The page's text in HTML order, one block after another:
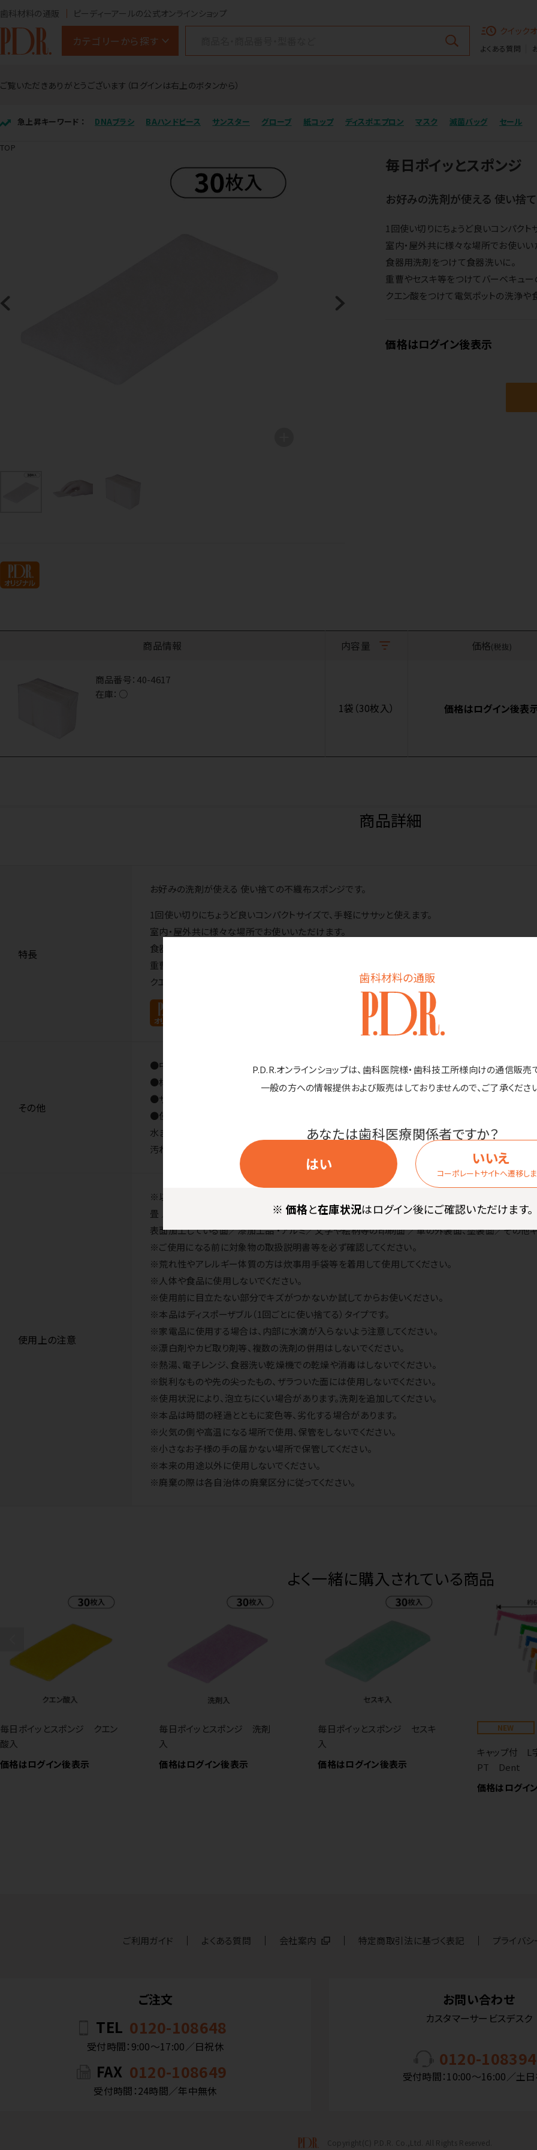
歯科材料の通販
P.D.R.オンラインショップは、歯科医院様・歯科技工所様向けの通信販売
一般の方への情報提供および販売はしておりませんので、ご了承くださ
あなたは歯科医療関係者ですか？
はい
いいえ
コーポレートサイトへ遷移し
※ 価格と在庫状況はログイン後にご確認いただけます。
歯科材料の通販 ピーディーアールの公式オンラインショップ
カテゴリーから探す
クイック
よくある質問
ご覧いただきありがとうございます（ログインは右上のボタンから）
急上昇キーワード ： DNAブラシ BAハンドピース サンスター グローブ 紙コップ ディスポエプロン マスク 滅菌バッグ セール
TOP
毎日ポイッとスポンジ
お好みの洗剤が使える 使い捨
1回使い切りにちょうど良いコンパクト
室内・屋外共に様々な場所でお使いい
食器用洗剤をつけて食器洗いに。
重曹やセスキ等をつけてバーベキュー
クエン酸をつけて電気ポットの洗浄や
価格はログイン後表示
商品情報 内容量 価格(税抜)
商品番号： 40-4617
在庫： ○
1袋（30枚入） 価格はログイン後表
商品詳細
特長
お好みの洗剤が使える 使い捨ての不織布スポンジです。
1回使い切りにちょうど良いコンパクトサイズで、手軽にササッと使えます。
室内・屋外共に様々な場所でお使いいただけます。
食器用洗剤をつけて食器洗いに。
重曹やセスキ等をつけてバーベキューのこびりついた汚れに。
クエン酸をつけて電気ポットの洗浄や食器洗い機内の清浄に。
その他
●中国製
●材質／ポリエステル不織布
●サイズ／約50×100mm、厚さ7mm●耐熱温度／ 70°C
●使用方法
水またはぬるま湯で湿らせ、軽くしぼって洗剤をつけてお使いください。一定方向にゆっくりこすると
汚れを落とした跡が白く残る場合がありますので、必ず水で洗い流すか、水拭きをしてください。
使用上の注意
※以下の物にはお使いいただけません。：樹脂加工品 （FRP、人工大理石等）／鏡（くもり止め加工
畳 ／皮革・宝飾品 ・液晶画面 ／通電箇所 ・銅 ・鉄 ・真鍮／フローリング／光沢のあるステンレス
表面加工している面／漆加工品 ・アルミ／文字や絵柄等の印刷面 ／車の外装面、塗装面／その他
※ご使用になる前に対象物の取扱説明書等を必ず確認してください。
※荒れ性やアレルギー体質の方は炊事用手袋等を着用して使用してください。
※人体や食品に使用しないでください。
※使用前に目立たない部分でキズがつかないか試してからお使いください。
※本品はディスポーザブル（1回ごとに使い捨てる）タイプです。
※家電品に使用する場合は、内部に水滴が入らないよう注意してください。
※漂白剤やカビ取り剤等、複数の洗剤の併用はしないでください。
※熱湯、電子レンジ、食器洗い乾燥機での乾燥や消毒はしないでください。
※鋭利なものや先の尖ったもの、ザラついた面には使用しないでください。
※使用状況により、泡立ちにくい場合があります。洗剤を追加してください。
※本品は時間の経過とともに変色等、劣化する場合があります。
※火気の側や高温になる場所で使用、保管をしないでください。
※小さなお子様の手の届かない場所で保管してください。
※本来の用途以外に使用しないでください。
※廃棄の際は各自治体の廃棄区分に従ってください。
よく一緒に購入されている商品
毎日ポイッとスポンジ クエン
酸入
価格はログイン後表示
毎日ポイッとスポンジ 洗剤
入
価格はログイン後表示
毎日ポイッとスポンジ セスキ
入
価格はログイン後表示
NEW
キャップ付
PT Dent
価格はログイ
ご利用ガイド よくある質問 会社案内 特定商取引法に基づく表記 プライバ
ご注文
TEL 0120-108648
受付時間：9:00〜17:00／日祝休
FAX 0120-108649
受付時間：24時間／年中無休
お問い合わせ
カスタマーサービスデスク
0120-108394
受付時間：10:00〜16:00／土
Copyright(C) P.D.R. Co.,Ltd. All Rights Reserved.